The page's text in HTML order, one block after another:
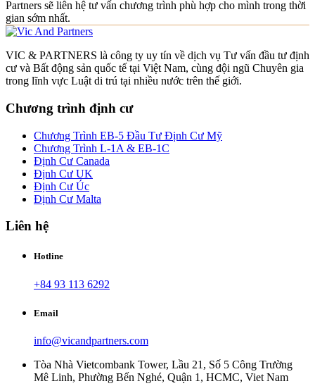
Partners sẽ liên hệ tư vấn chương trình phù hợp cho mình trong thời
gian sớm nhất.
VIC & PARTNERS là công ty uy tín về dịch vụ Tư vấn đầu tư định
cư và Bất động sản quốc tế tại Việt Nam, cùng đội ngũ Chuyên gia
trong lĩnh vực Luật di trú tại nhiều nước trên thế giới.
Chương trình định cư
Chương Trình EB-5 Đầu Tư Định Cư Mỹ
Chương Trình L-1A & EB-1C
Định Cư Canada
Định Cư UK
Định Cư Úc
Định Cư Malta
Liên hệ
Hotline
+84 93 113 6292
Email
info@vicandpartners.com
Tòa Nhà Vietcombank Tower, Lầu 21, Số 5 Công Trường
Mê Linh, Phường Bến Nghé, Quận 1, HCMC, Viet Nam